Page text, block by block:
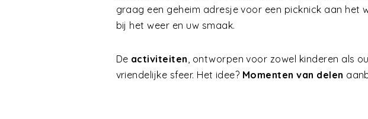
graag een geheim adresje voor een picknick aan
bij het weer en uw smaak.
De activiteiten, ontworpen voor zowel kinderen als
vriendelijke sfeer. Het idee? Momenten van delen